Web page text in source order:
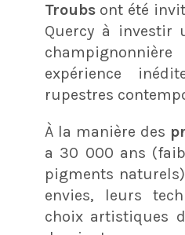
Troubsont été
Quercy à investir
expérience
rupestres
À la manière des
a 30 000 ans
pigments
envies, leurs
choix artistiques